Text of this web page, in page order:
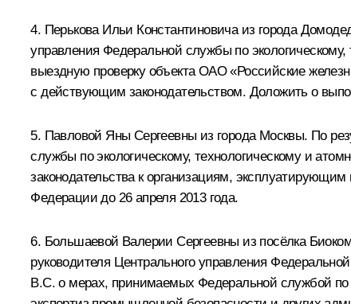
4. Перькова Ильи Константиновича из города
управления Федеральной службы по
выездную проверку объекта ОАО «Российские
с действующим законодательством. Доложить о
5. Павловой Яны Сергеевны из города Москвы. По
службы по экологическому, технологическому и
законодательства к организациям,
Федерации до 26 апреля 2013 года.
6. Большаевой Валерии Сергеевны из посёлка
руководителя Центрального управления
B.C. о мерах, принимаемых Федеральной службой по